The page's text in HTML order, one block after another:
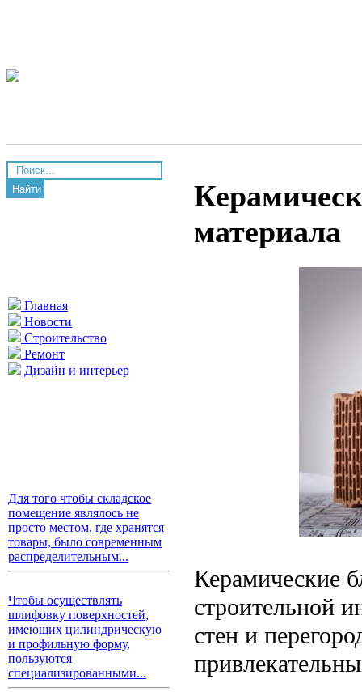
Найти
Главная
Новости
Строительство
Ремонт
Дизайн и интерьер
Для того чтобы складское
помещение являлось не
просто местом, где хранятся
товары, было современным
распределительным...
Чтобы осуществлять
шлифовку поверхностей,
имеющих цилиндрическую
и профильную форму,
пользуются
специализированными...
материала
Керамические
строительной
стен и